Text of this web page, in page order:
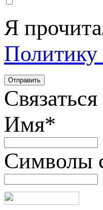
Я
Имя*
Символы